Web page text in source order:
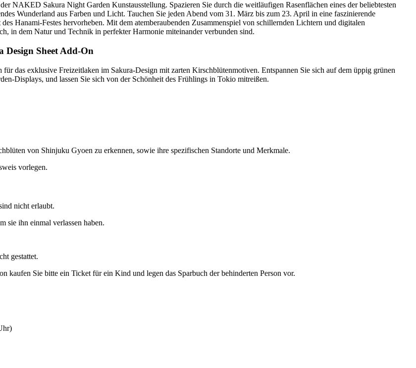
NAKED Sakura Night Garden Kunstausstellung. Spazieren Sie durch die weitläufigen Rasenflächen eines der beliebtesten
Wunderland aus Farben und Licht. Tauchen Sie jeden Abend vom 31. März bis zum 23. April in eine faszinierende
Hanami-Festes hervorheben. Mit dem atemberaubenden Zusammenspiel von schillernden Lichtern und digitalen
in dem Natur und Technik in perfekter Harmonie miteinander verbunden sind.
Design Sheet Add-On
das exklusive Freizeitlaken im Sakura-Design mit zarten Kirschblütenmotiven. Entspannen Sie sich auf dem üppig grünen
Displays, und lassen Sie sich von der Schönheit des Frühlings in Tokio mitreißen.
von Shinjuku Gyoen zu erkennen, sowie ihre spezifischen Standorte und Merkmale.
vorlegen.
nicht erlaubt.
sie ihn einmal verlassen haben.
gestattet.
kaufen Sie bitte ein Ticket für ein Kind und legen das Sparbuch der behinderten Person vor.